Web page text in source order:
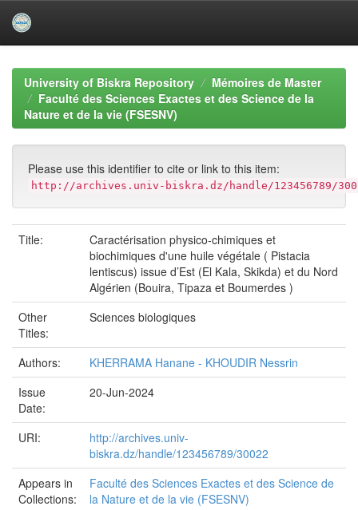
navigationUniversity of Biskra Repository
Mémoires de Master
Faculté des Sciences Exactes et des Science de la
Nature et de la vie (FSESNV)
Please use this identifier to cite or link to this item:
http://archives.univ-biskra.dz/handle/123456789/
Title:
Caractérisation physico-chimiques et
biochimiques d'une huile végétale ( Pistacia
lentiscus) issue d’Est (El Kala, Skikda) et du Nord
Algérien (Bouira, Tipaza et Boumerdes )
Other
Titles:
Sciences biologiques
Authors:
KHERRAMA Hanane - KHOUDIR Nessrin
Issue
Date:
20-Jun-2024
URI:
http://archives.univ-
biskra.dz/handle/123456789/30022
Appears in
Collections:
Faculté des Sciences Exactes et des Science de
la Nature et de la vie (FSESNV)